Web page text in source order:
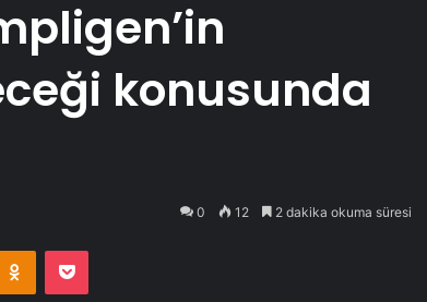
konusunda
0 12 2 dakika okuma süresi
Odnoklassniki
Pocket